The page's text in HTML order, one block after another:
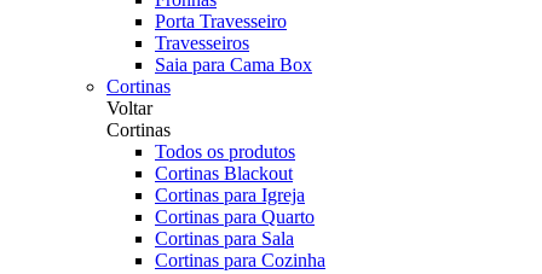
Porta Travesseiro
Travesseiros
Saia para Cama Box
Cortinas
Voltar
Cortinas
Todos os produtos
Cortinas Blackout
Cortinas para Igreja
Cortinas para Quarto
Cortinas para Sala
Cortinas para Cozinha